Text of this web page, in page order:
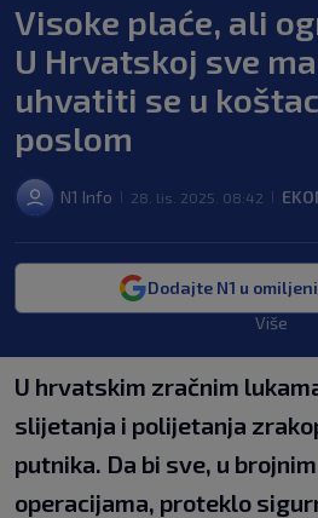
Visoke plaće, ali
U Hrvatskoj sve
uhvatiti se u
poslom
N1 Info 28. lis. 2025. 08:42
Dodajte N1 u
Više
U hrvatskim zračnim
slijetanja i polijetanja
putnika. Da bi sve, u
operacijama, proteklo